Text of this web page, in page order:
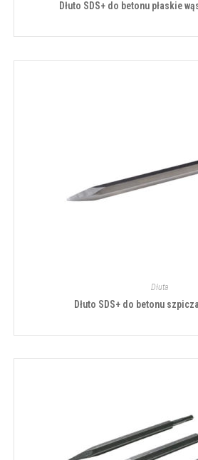
Dłuto SDS+ do betonu płaskie
Dłuta
Dłuto SDS+ do betonu